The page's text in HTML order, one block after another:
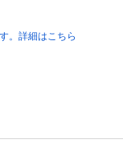
。詳細はこちら